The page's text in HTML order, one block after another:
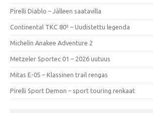
Pirelli Diablo – Jälleen saatavilla
Continental TKC 80² – Uudistettu legenda
Michelin Anakee Adventure 2
Metzeler Sportec 01 – 2026 uutuus
Mitas E-05 – Klassinen trail rengas
Pirelli Sport Demon – sport touring renkaat